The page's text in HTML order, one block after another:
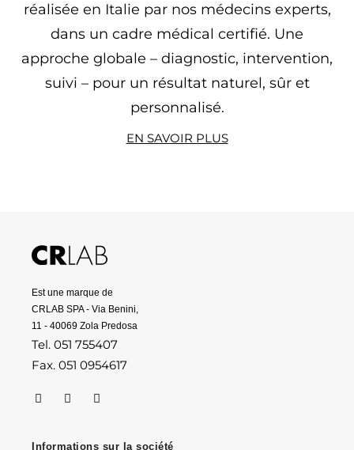
réalisée en Italie par nos médecins experts,
dans un cadre médical certifié. Une
approche globale – diagnostic, intervention,
suivi – pour un résultat naturel, sûr et
personnalisé.
EN SAVOIR PLUS
Est une marque de
CRLAB SPA - Via Benini,
11 - 40069 Zola Predosa
Tel. 051 755407
Fax. 051 0954617
Informations sur la société